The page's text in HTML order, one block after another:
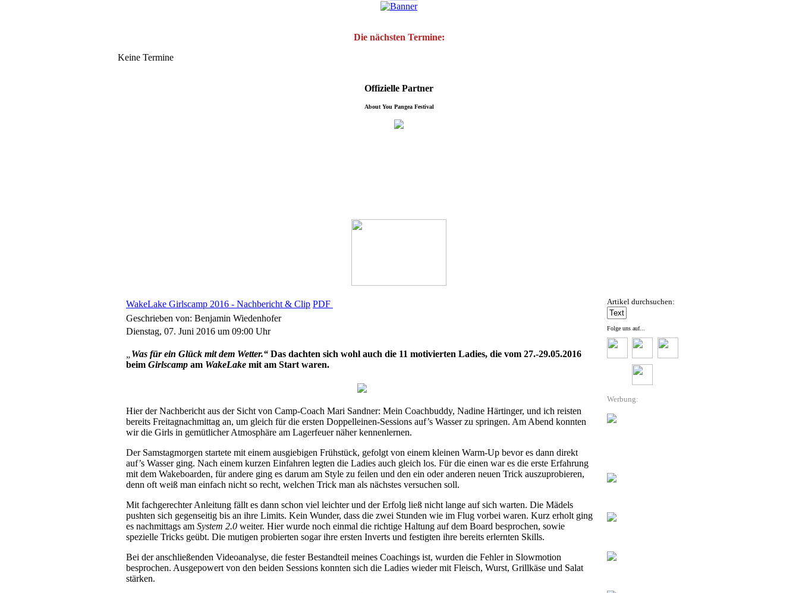
Die nächsten Termine:
Keine Termine
Offizielle Partner
About You Pangea Festival
WakeLake Girlscamp 2016 - Nachbericht & Clip PDF
Geschrieben von: Benjamin Wiedenhofer
Dienstag, 07. Juni 2016 um 09:00 Uhr
Was für ein Glück mit dem Wetter.“ Das dachten sich wohl auch die 11 motivierten Ladies, die vom 27.-29.05.2016
beim Girlscamp am WakeLake mit am Start waren.
Hier der Nachbericht aus der Sicht von Camp-Coach Mari Sandner: Mein Coachbuddy, Nadine Härtinger, und ich reisten
bereits Freitagnachmittag an, um gleich für die ersten Doppelleinen-Sessions auf’s Wasser zu springen. Am Abend konnten
wir die Girls in gemütlicher Atmosphäre am Lagerfeuer näher kennenlernen.
Der Samstagmorgen startete mit einem ausgiebigen Frühstück, gefolgt von einem kleinen Warm-Up bevor es dann direkt
auf’s Wasser ging. Nach einem kurzen Einfahren legten die Ladies auch gleich los. Für die einen war es die erste Erfahrung
mit dem Wakeboarden, für andere ging es darum am Style zu feilen und den ein oder anderen neuen Trick auszuprobieren,
denn oft weiß man einfach nicht so recht, welchen Trick man als nächstes versuchen soll.
Mit fachgerechter Anleitung fällt es dann schon viel leichter und der Erfolg ließ nicht lange auf sich warten. Die Mädels
pushten sich gegenseitig bis an ihre Limits. Kein Wunder, dass die zwei Stunden wie im Flug vorbei waren. Kurz erholt ging
es nachmittags am System 2.0 weiter. Hier wurde noch einmal die richtige Haltung auf dem Board besprochen, sowie
spezielle Tricks geübt. Die mutigen probierten sogar ihre ersten Inverts und festigten ihre bereits erlernten Skills.
Bei der anschließenden Videoanalyse, die fester Bestandteil meines Coachings ist, wurden die Fehler in Slowmotion
besprochen. Ausgepowert von den beiden Sessions konnten sich die Ladies wieder mit Fleisch, Wurst, Grillkäse und Salat
stärken.
Artikel durchsuchen:
Folge uns auf...
Werbung: